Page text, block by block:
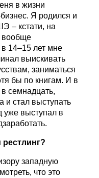
в жизни
Я родился и
– кстати, на
вообще
14–15 лет мне
выискивать
заниматься
бы по книгам. И в
семнадцать,
и стал выступать
уже выступал в
западную
что это